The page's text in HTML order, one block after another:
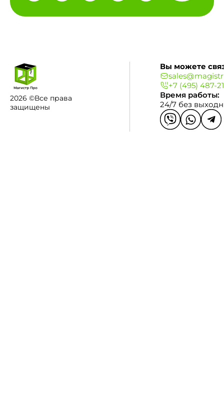
2026 ©Все права
защищены
Вы можете
+7 (495) 487-
Время работы:
24/7 без